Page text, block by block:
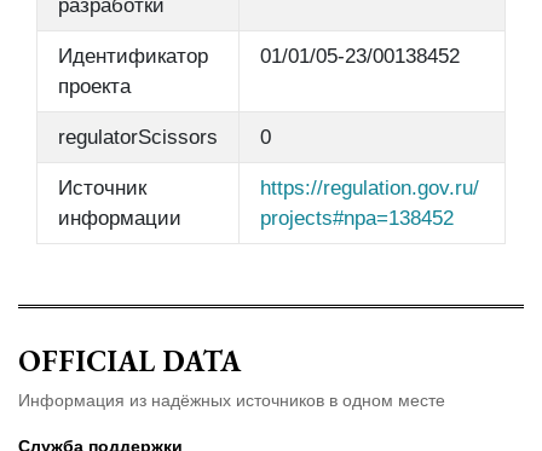
разработки
Идентификатор
проекта
01/01/05-23/00138452
regulatorScissors 0
Источник
информации
https://regulation.gov.ru/
projects#npa=138452
OFFICIAL DATA
Информация из надёжных источников в одном месте
Служба поддержки